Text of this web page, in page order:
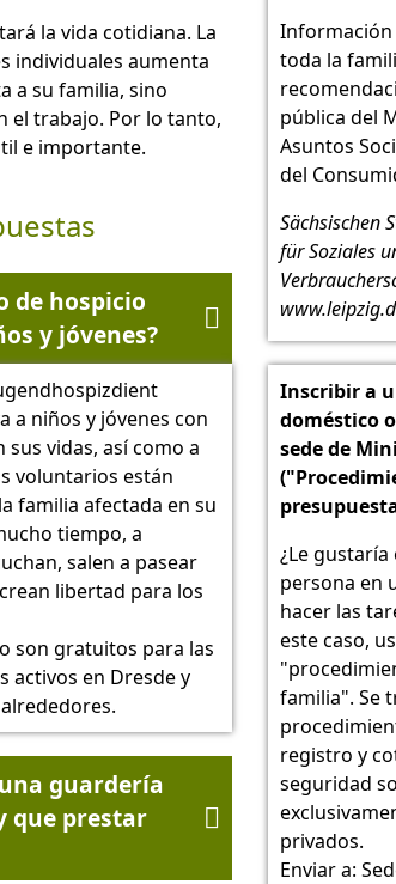
la vida cotidiana. La
individuales aumenta
a su familia, sino
el trabajo. Por lo tanto,
e importante.
de hospicio
y jóvenes?

a niños y jóvenes con
vidas, así como a
voluntarios están
familia afectada en su
tiempo, a
salen a pasear
libertad para los
son gratuitos para las
activos en Dresde y
guardería
que prestar

Información
toda la
pública del
Asuntos
del
Sächsischen
für Soziales
Inscribir a
doméstico
sede de
¿Le
persona en
hacer las
este caso,
familia". Se
registro y
seguridad
privados.
Enviar a: